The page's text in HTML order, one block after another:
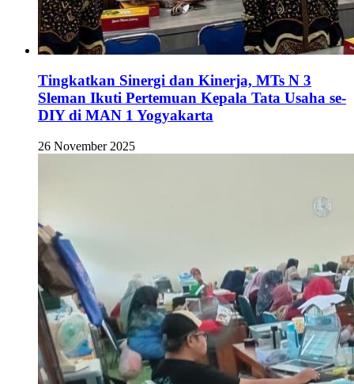
Tingkatkan Sinergi dan Kinerja, MTs N 3
Sleman Ikuti Pertemuan Kepala Tata Usaha se-
DIY di MAN 1 Yogyakarta
26 November 2025